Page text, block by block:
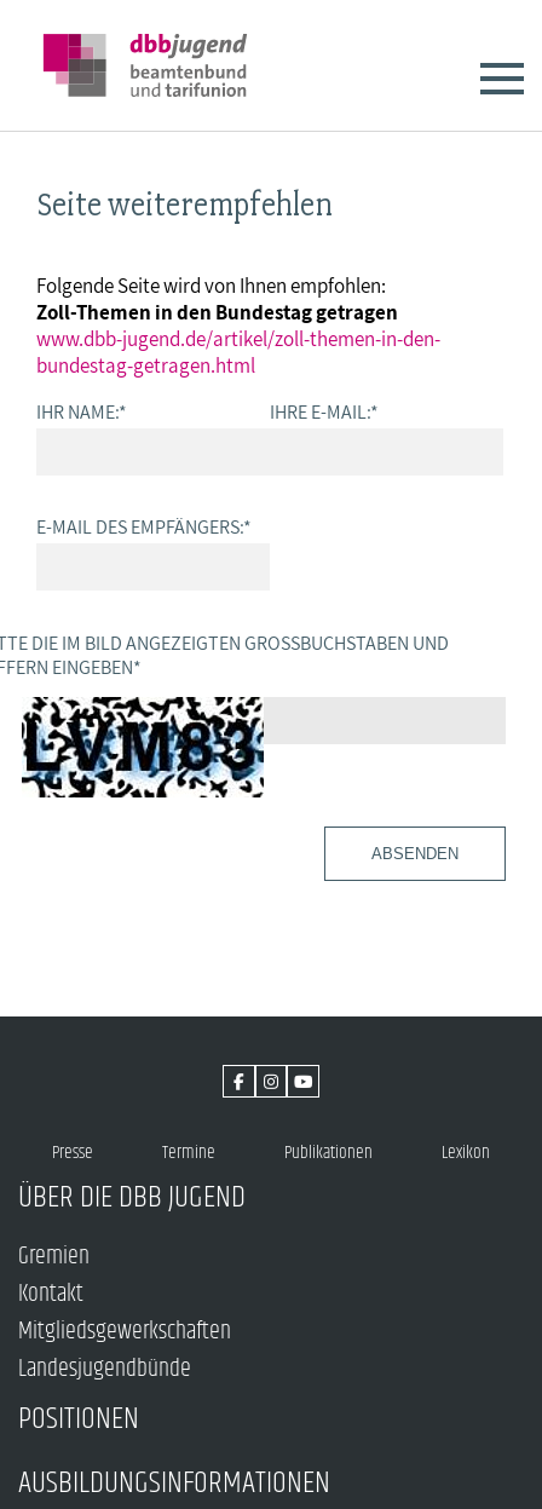
Seite weiterempfehlen
Folgende Seite wird von Ihnen empfohlen:
Zoll-Themen in den Bundestag getragen
www.dbb-jugend.de/artikel/zoll-themen-in-den-
bundestag-getragen.html
IHR NAME:* IHRE E-MAIL:*
E-MAIL DES EMPFÄNGERS:*
DIE IM BILD ANGEZEIGTEN GROSSBUCHSTABEN UND Z
EINGEBEN *
ABSENDEN
Presse Termine Publikationen Lexikon
ÜBER DIE DBB JUGEND
Gremien
Kontakt
Mitgliedsgewerkschaften
Landesjugendbünde
POSITIONEN
AUSBILDUNGSINFORMATIONEN